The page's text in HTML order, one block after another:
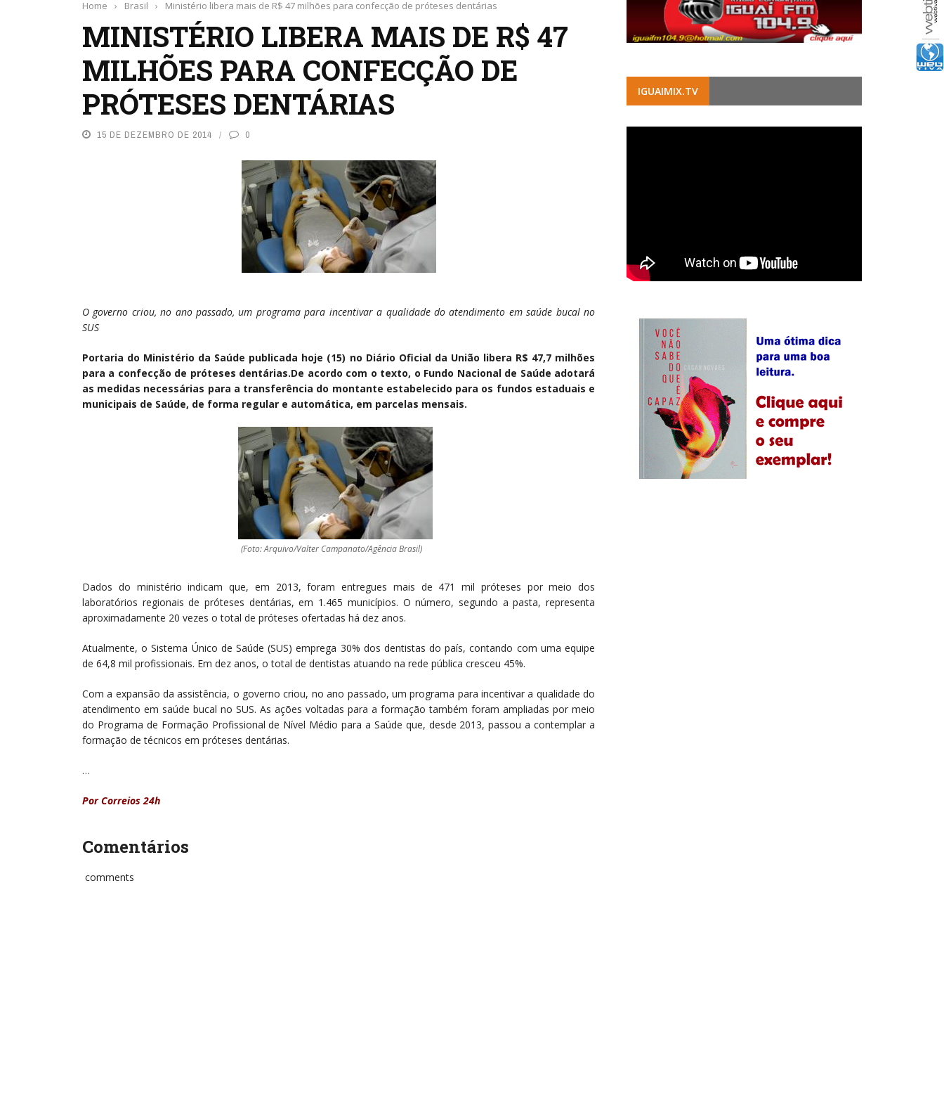
Home › Brasil › Ministério libera mais de R$ 47 milhões para confecção de próteses dentárias
MINISTÉRIO LIBERA MAIS DE R$ 47
MILHÕES PARA CONFECÇÃO DE
PRÓTESES DENTÁRIAS
15 DE DEZEMBRO DE 2014 0
O governo criou, no ano passado, um programa para incentivar a qualidade do atendimento em saúde bucal no
SUS
Portaria do Ministério da Saúde publicada hoje (15) no Diário Oficial da União libera R$ 47,7 milhões
para a confecção de próteses dentárias.De acordo com o texto, o Fundo Nacional de Saúde adotará
as medidas necessárias para a transferência do montante estabelecido para os fundos estaduais e
municipais de Saúde, de forma regular e automática, em parcelas mensais.
(Foto: Arquivo/Valter Campanato/Agência Brasil)
Dados do ministério indicam que, em 2013, foram entregues mais de 471 mil próteses por meio dos
laboratórios regionais de próteses dentárias, em 1.465 municípios. O número, segundo a pasta, representa
aproximadamente 20 vezes o total de próteses ofertadas há dez anos.
Atualmente, o Sistema Único de Saúde (SUS) emprega 30% dos dentistas do país, contando com uma equipe
de 64,8 mil profissionais. Em dez anos, o total de dentistas atuando na rede pública cresceu 45%.
Com a expansão da assistência, o governo criou, no ano passado, um programa para incentivar a qualidade do
atendimento em saúde bucal no SUS. As ações voltadas para a formação também foram ampliadas por meio
do Programa de Formação Profissional de Nível Médio para a Saúde que, desde 2013, passou a contemplar a
formação de técnicos em próteses dentárias.
…
Por Correios 24h
Comentários
comments
IGUAIMIX.TV